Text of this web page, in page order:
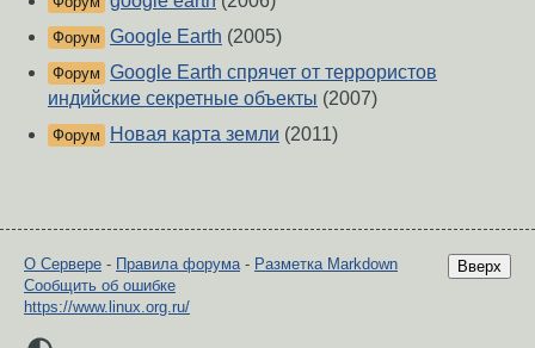
Форум Google Earth (2005)
Форум Google Earth спрячет от террористов
индийские секретные объекты (2007)
Форум Новая карта земли (2011)
Вверх
О Сервере - Правила форума- Разметка Markdown
Сообщить об ошибке
https://www.linux.org.ru/